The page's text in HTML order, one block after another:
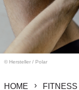
© Hersteller / Polar
HOME FITNESS